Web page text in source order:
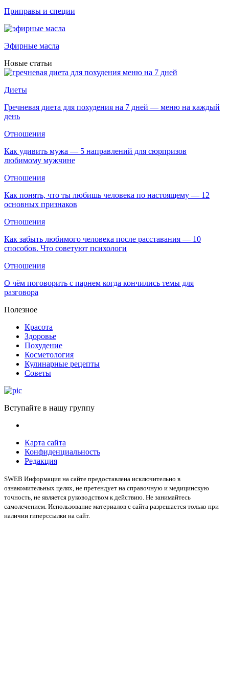
Приправы и специи
Эфирные масла
Новые статьи
Диеты
Гречневая диета для похудения на 7 дней — меню на каждый
день
Отношения
Как удивить мужа — 5 направлений для сюрпризов
любимому мужчине
Отношения
Как понять, что ты любишь человека по настоящему — 12
основных признаков
Отношения
Как забыть любимого человека после расставания — 10
способов. Что советуют психологи
Отношения
О чём поговорить с парнем когда кончились темы для
разговора
Полезное
Красота
Здоровье
Похудение
Косметология
Кулинарные рецепты
Советы
Вступайте в нашу группу
Карта сайта
Конфиденциальность
Редакция
SWEB Информация на сайте предоставлена исключительно в
ознакомительных целях, не претендует на справочную и медицинскую
точность, не является руководством к действию. Не занимайтесь
самолечением. Использование материалов с сайта разрешается только при
наличии гиперссылки на сайт.